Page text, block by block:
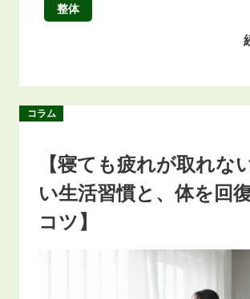
整体
コラム
【寝ても疲れが取れな
い生活習慣と、体を回
コツ】